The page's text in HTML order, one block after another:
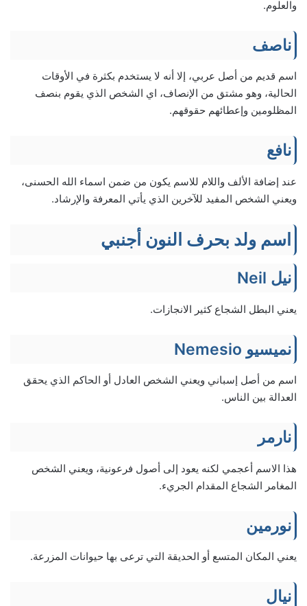
والعلوم.
ناصف
اسم قديم من أصل عربي، إلا أنه لا يستخدم بكثرة في الأوقات
الحالية، وهو مشتق من الإنصاف، اي الشخص الذي يقوم بنصف
المظلومين وإعطائهم حقوقهم.
نافع
عند إضافة الألف واللام للاسم يكون من ضمن اسماء الله الحسنى،
ويعني الشخص المفيد للآخرين الذي يأتي المعرفة والإرشاد.
اسم ولد بحرف النون أجنبي
نيل Neil
يعني البطل الشجاع كثير الانجازات.
نميسيو Nemesio
اسم من أصل إسباني ويعني الشخص العادل أو الحاكم الذي يحقق
العدالة بين الناس.
نارمر
هذا الاسم أعجمي لكنه يعود إلى أصول فرعونية، ويعني الشخص
المغامر الشجاع المقدام الجريء.
نورمين
يعني المكان المتسع أو الحديقة التي ترعى بها حيوانات المزرعة.
نيال